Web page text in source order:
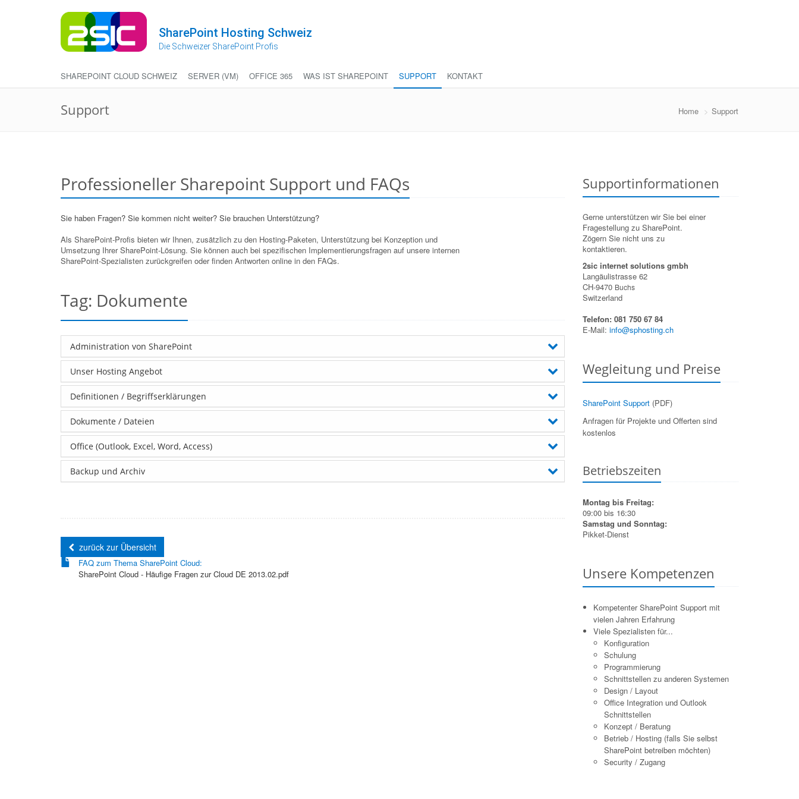
SharePoint Hosting Schweiz
Die Schweizer SharePoint Profis
SHAREPOINT CLOUD SCHWEIZ SERVER (VM) OFFICE 365 WAS IST SHAREPOINT SUPPORT KONTAKT
Support Home Support
Professioneller Sharepoint Support und FAQs
Sie haben Fragen? Sie kommen nicht weiter? Sie brauchen Unterstützung?
Als SharePoint-Profis bieten wir Ihnen, zusätzlich zu den Hosting-Paketen, Unterstützung bei Konzeption und
Umsetzung Ihrer SharePoint-Lösung. Sie können auch bei spezifischen Implementierungsfragen auf unsere internen
SharePoint-Spezialisten zurückgreifen oder finden Antworten online in den FAQs.
Tag: Dokumente
Administration von SharePoint
Unser Hosting Angebot
Definitionen / Begriffserklärungen
Dokumente / Dateien
Office (Outlook, Excel, Word, Access)
Backup und Archiv
zurück zur Übersicht
FAQ zum Thema SharePoint Cloud:
SharePoint Cloud - Häufige Fragen zur Cloud DE 2013.02.pdf
Supportinformationen
Gerne unterstützen wir Sie bei einer
Fragestellung zu SharePoint.
Zögern Sie nicht uns zu
kontaktieren.
2sic internet solutions gmbh
Langäulistrasse 62
CH-9470 Buchs
Switzerland
Telefon: 081 750 67 84
E-Mail: info@sphosting.ch
Wegleitung und Preise
SharePoint Support(PDF)
Anfragen für Projekte und Offerten sind
kostenlos
Betriebszeiten
Montag bis Freitag:
09:00 bis 16:30
Samstag und Sonntag:
Pikket-Dienst
Unsere Kompetenzen
Kompetenter SharePoint Support mit
vielen Jahren Erfahrung
Viele Spezialisten für...
Konfiguration
Schulung
Programmierung
Schnittstellen zu anderen Systemen
Design / Layout
Office Integration und Outlook
Schnittstellen
Konzept / Beratung
Betrieb / Hosting (falls Sie selbst
SharePoint betreiben möchten)
Security / Zugang